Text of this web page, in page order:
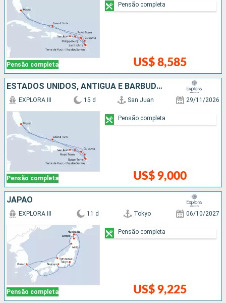
Pensão completa US$ 8,585
Pensão completa
ESTADOS UNIDOS, ANTIGUA E BARBUDA, FRANCIA, PORTO RICO
Pensão completa
EXPLORA III 15 d San Juan 29/11/2026
US$ 9,000
Pensão completa
JAPÃO
Pensão completa
EXPLORA III 11 d Tokyo 06/10/2027
US$ 9,225
Pensão completa